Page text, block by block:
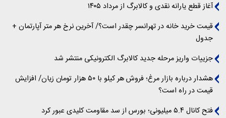
آغاز قطع یارانه نقدی و کالابرگ از مرداد ۱۴۰۵
قیمت خرید خانه در تهرانسر چقدر است؟/ آخرین نرخ هر متر آپارتمان +
جدول
جزییات واریز مرحله جدید کالابرگ الکترونیکی منتشر شد
هشدار درباره بازار مرغ؛ فروش هر کیلو با ۵۰ هزار تومان زیان/ افزایش
قیمت در راه است؟
فتح کانال ۵.۴ میلیونی؛ بورس از سد مقاومت کلیدی عبور کرد